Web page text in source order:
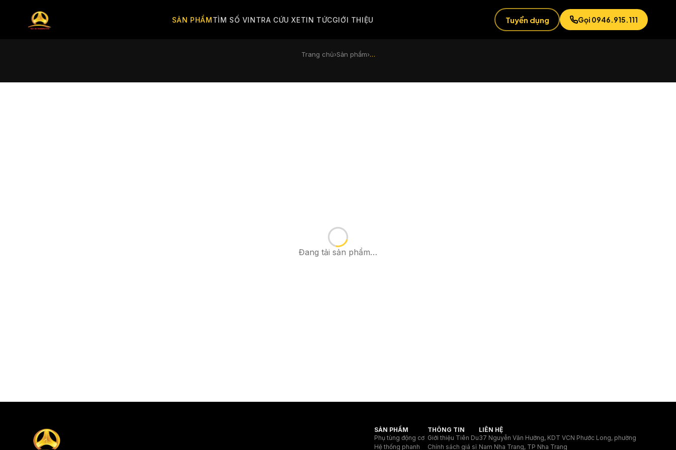
SẢN PHẨMTÌM SỐ VINTRA CỨU XETIN TỨCGIỚI THIỆU Tuyển dụng Gọi 0946.915.111
Trang chủ›Sản phẩm›…
Đang tải sản phẩm…
SẢN PHẨM
Phụ tùng động cơ
Hệ thống phanh
THÔNG TIN
Giới thiệu Tiên Du
Chính sách giá sỉ
LIÊN HỆ
37 Nguyễn Văn Hưởng, KDT VCN Phước Long, phường
Nam Nha Trang, TP Nha Trang